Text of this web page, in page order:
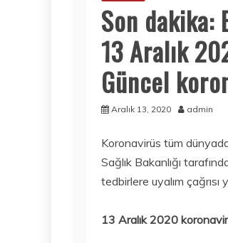
Son dakika:
13 Aralık
Güncel
Aralık 13, 2020 admin
Koronavirüs tüm
Sağlık Bakanlığı
tedbirlere uyalım
13 Aralık 2020